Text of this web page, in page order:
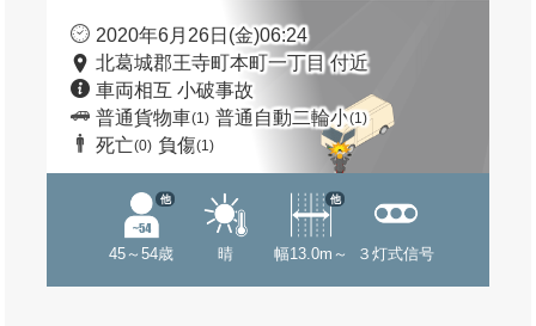
2020年6月26日(金)06:24
北葛城郡王寺町本町一丁目 付近
車両相互 小破事故
普通貨物車(1) 普通自動二輪小(1)
死亡(0) 負傷(1)
45～54歳
他
晴 幅13.0m～
他
３灯式信号